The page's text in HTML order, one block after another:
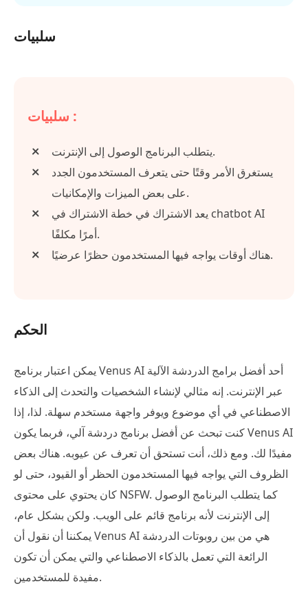
سلبيات
سلبيات :
يتطلب البرنامج الوصول إلى الإنترنت.
يستغرق الأمر وقتًا حتى يتعرف المستخدمون الجدد
على بعض الميزات والإمكانيات.
يعد الاشتراك في خطة الاشتراك في chatbot AI
أمرًا مكلفًا.
هناك أوقات يواجه فيها المستخدمون حظرًا عرضيًا.
الحكم
يمكن اعتبار برنامج Venus AI أحد أفضل برامج الدردشة الآلية
عبر الإنترنت. إنه مثالي لإنشاء الشخصيات والتحدث إلى الذكاء
الاصطناعي في أي موضوع ويوفر واجهة مستخدم سهلة. لذا، إذا
كنت تبحث عن أفضل برنامج دردشة آلي، فربما يكون Venus AI
مفيدًا لك. ومع ذلك، أنت تستحق أن تعرف عن عيوبه. هناك بعض
الظروف التي يواجه فيها المستخدمون الحظر أو القيود، حتى لو
كان يحتوي على محتوى NSFW. كما يتطلب البرنامج الوصول
إلى الإنترنت لأنه برنامج قائم على الويب. ولكن بشكل عام،
يمكننا أن نقول أن Venus AI هي من بين روبوتات الدردشة
الرائعة التي تعمل بالذكاء الاصطناعي والتي يمكن أن تكون
مفيدة للمستخدمين.